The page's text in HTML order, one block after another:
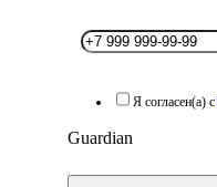
Я согласен(а) с
Guardian